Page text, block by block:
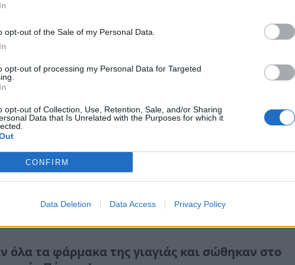
opt-out of the Sale of my Personal Data.
opt-out of processing my Personal Data for Targeted
opt-out of Collection, Use, Retention, Sale, and/or Sharing
Data that Is Unrelated with the Purposes for which it
CONFIRM
Data Deletion Data Access Privacy Policy
84χρονος, σε τροχαίο, στην Πύργου - Πατρών
2020 11:36
όλα τα φάρμακα της γιαγιάς και σώθηκαν στο